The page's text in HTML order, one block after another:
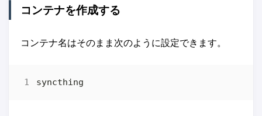
コンテナを作成する
コンテナ名はそのまま次のように設定できます。